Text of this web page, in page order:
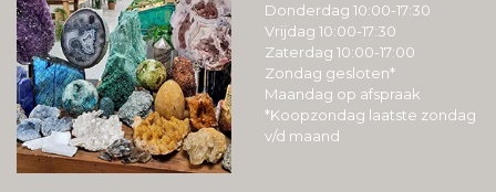
Donderdag 10:00-17:30
Vrijdag 10:00-17:30
Zaterdag 10:00-17:00
Zondag gesloten*
Maandag op afspraak
*Koopzondag laatste zondag
v/d maand